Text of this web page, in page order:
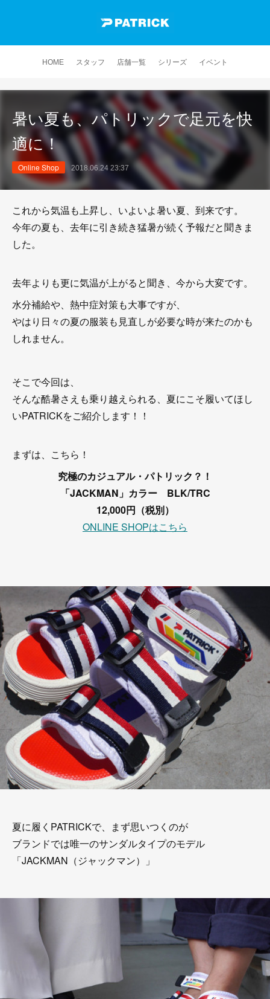
HOME スタッフ 店舗一覧 シリーズ イベント
暑い夏も、パトリックで足元を快
適に！
Online Shop 2018.06.24 23:37
これから気温も上昇し、いよいよ暑い夏、到来です。
今年の夏も、去年に引き続き猛暑が続く予報だと聞きま
した。
去年よりも更に気温が上がると聞き、今から大変です。
水分補給や、熱中症対策も大事ですが、
やはり日々の夏の服装も見直しが必要な時が来たのかも
しれません。
そこで今回は、
そんな酷暑さえも乗り越えられる、夏にこそ履いてほし
いPATRICKをご紹介します！！
まずは、こちら！
究極のカジュアル・パトリック？！
「JACKMAN」カラー BLK/TRC
12,000円（税別）
ONLINE SHOPはこちら
夏に履くPATRICKで、まず思いつくのが
ブランドでは唯一のサンダルタイプのモデル
「JACKMAN（ジャックマン）」